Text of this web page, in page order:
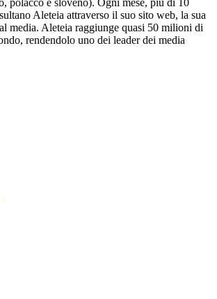
Aleteia attraverso il suo sito web, la sua
media. Aleteia raggiunge quasi 50 milioni di
rendendolo uno dei leader dei media